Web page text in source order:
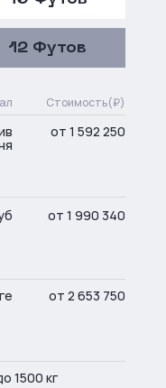
12 Футов
от 2 653 750
Стоимость(₽)
от 1 592 250
от 1 990 340
1500 кг